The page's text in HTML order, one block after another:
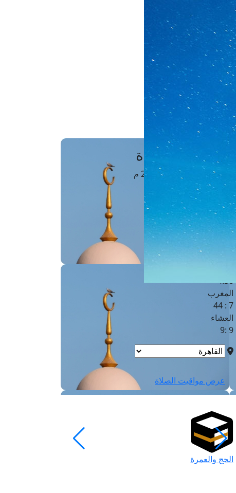
استعلام عن فتوى
حجز موعد
الفتوى الهاتفية
مَواقِيتُ الصَّـــلاة
القاهرة · 07 أغسطس 2026 م
4 :41
الشروق
6 :17
4:38
المغرب
7 : 44
العشاء
9 :9
عرض مواقيت الصلاة
الحج والعمرة